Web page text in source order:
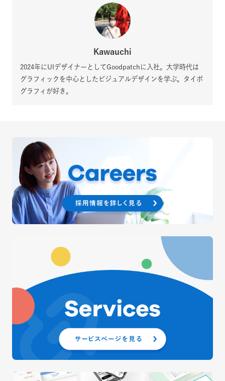
Kawauchi
2024年にUIデザイナーとしてGoodpatchに入社。大学時代は
グラフィックを中心としたビジュアルデザインを学ぶ。タイポ
グラフィが好き。